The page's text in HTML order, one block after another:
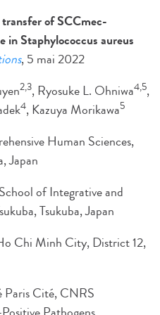
of SCCmec-
in Staphylococcus aureus
, 5 mai 2022
2,3, Ryosuke L. Ohniwa4,5,
4, Kazuya Morikawa5
Human Sciences,
Japan
of Integrative and
Tsukuba, Japan
Chi Minh City, District 12,
Cité, CNRS